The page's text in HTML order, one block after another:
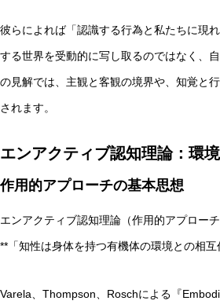
彼らによれば「認識する行為と私たちに現
する世界を受動的に写し取るのではなく、
の見解では、主観と客観の境界や、知覚と
されます。
エンアクティブ認知理論：環
作用的アプローチの基本思想
エンアクティブ認知理論（作用的アプロー
**「知性は身体を持つ有機体の環境との相
Varela、Thompson、Roschによる『